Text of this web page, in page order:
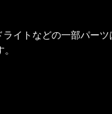
イトなどの一部パーツ